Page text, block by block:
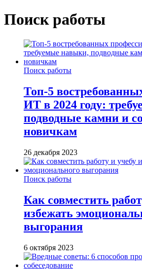
Поиск работы
Поиск работы
Топ-5
ИТ в 2024 году:
подводные камни и
новичкам
26 декабря 2023
Поиск работы
Как совместить
избежать
выгорания
6 октября 2023